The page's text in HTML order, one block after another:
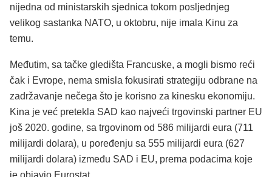
nijedna od ministarskih sjednica tokom posljednjeg
velikog sastanka NATO, u oktobru, nije imala Kinu za
temu.
Međutim, sa tačke gledišta Francuske, a mogli bismo reći
čak i Evrope, nema smisla fokusirati strategiju odbrane na
zadržavanje nečega što je korisno za kinesku ekonomiju.
Kina je već pretekla SAD kao najveći trgovinski partner EU
još 2020. godine, sa trgovinom od 586 milijardi eura (711
milijardi dolara), u poređenju sa 555 milijardi eura (627
milijardi dolara) između SAD i EU, prema podacima koje